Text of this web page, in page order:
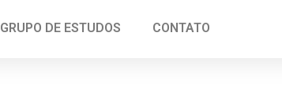
GRUPO DE ESTUDOS CONTATO